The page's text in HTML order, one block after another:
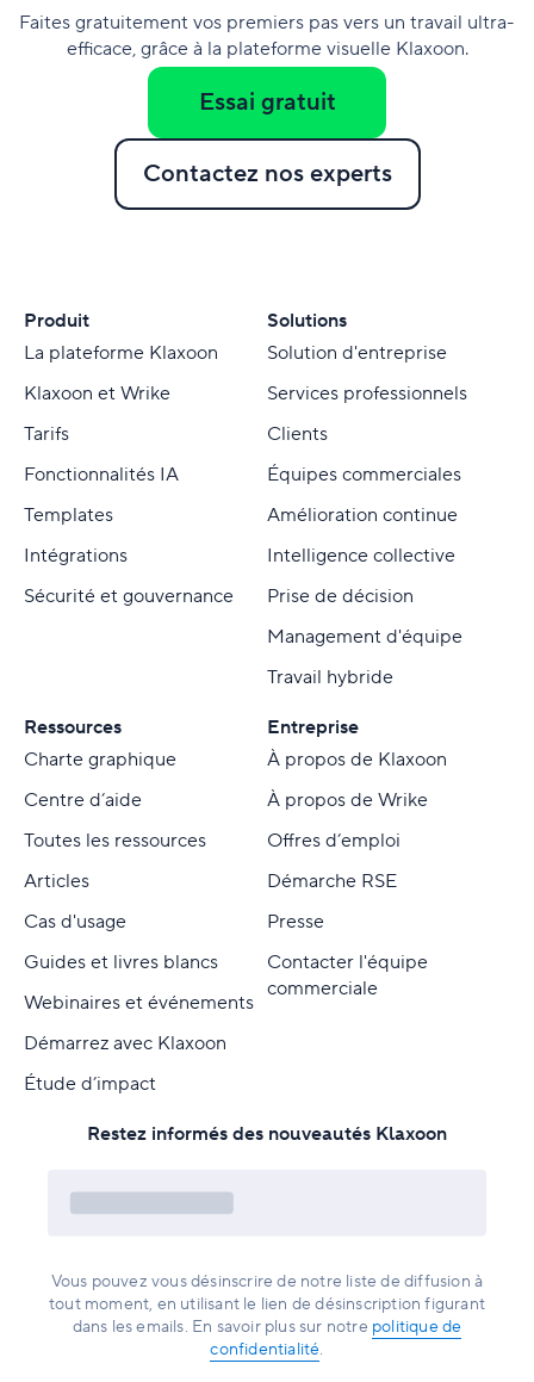
Faites gratuitement vos premiers pas vers un travail ultra-
efficace, grâce à la plateforme visuelle Klaxoon.
Essai gratuit
Contactez nos experts
Produit
La plateforme Klaxoon
Klaxoon et Wrike
Tarifs
Fonctionnalités IA
Templates
Intégrations
Sécurité et gouvernance
Solutions
Solution d'entreprise
Services professionnels
Clients
Équipes commerciales
Amélioration continue
Intelligence collective
Prise de décision
Management d'équipe
Travail hybride
Ressources
Charte graphique
Centre d’aide
Toutes les ressources
Articles
Cas d'usage
Guides et livres blancs
Webinaires et événements
Démarrez avec Klaxoon
Étude d’impact
Entreprise
À propos de Klaxoon
À propos de Wrike
Offres d’emploi
Démarche RSE
Presse
Contacter l'équipe
commerciale
Restez informés des nouveautés Klaxoon
Vous pouvez vous désinscrire de notre liste de diffusion à
tout moment, en utilisant le lien de désinscription figurant
dans les emails. En savoir plus sur notre politique de
confidentialité.